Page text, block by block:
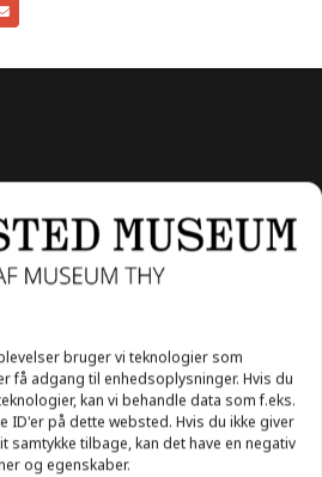
bruger vi teknologier som
få adgang til enhedsoplysninger. Hvis du
kan vi behandle data som f.eks.
på dette websted. Hvis du ikke giver
samtykke tilbage, kan det have en negativ
og egenskaber.
3. august 11:00 - 16:00